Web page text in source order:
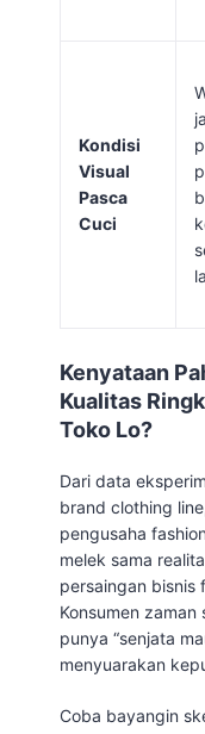
Kondisi
Visual
Pasca
Cuci
Kenyataan
Kualitas
Toko Lo?
Dari data
brand clothing
pengusaha
melek sama
persaingan bisnis
Konsumen
punya “senjata
menyuarakan
Coba bayangin